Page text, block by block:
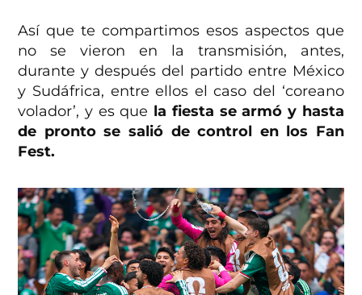
Así que te compartimos esos aspectos que
no se vieron en la transmisión, antes,
durante y después del partido entre México
y Sudáfrica, entre ellos el caso del ‘coreano
volador’, y es que la fiesta se armó y hasta
de pronto se salió de control en los Fan
Fest.